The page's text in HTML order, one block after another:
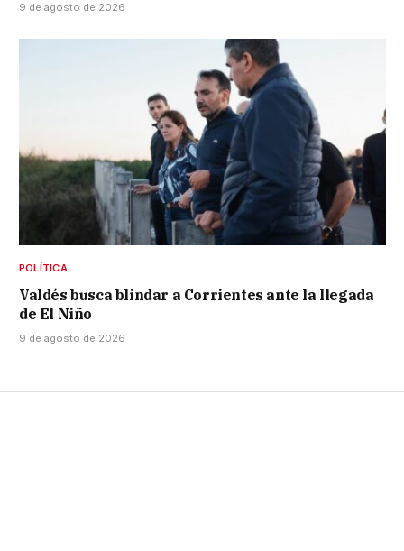
9 de agosto de 2026
POLÍTICA
Valdés busca blindar a Corrientes ante la llegada
de El Niño
9 de agosto de 2026